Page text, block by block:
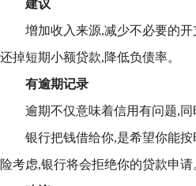
建议
增加收入来源,减少不必要的
还掉短期小额贷款,降低负债率。
有逾期记录
逾期不仅意味着信用有问题,同
银行把钱借给你,是希望你能
险考虑,银行将会拒绝你的贷款申请